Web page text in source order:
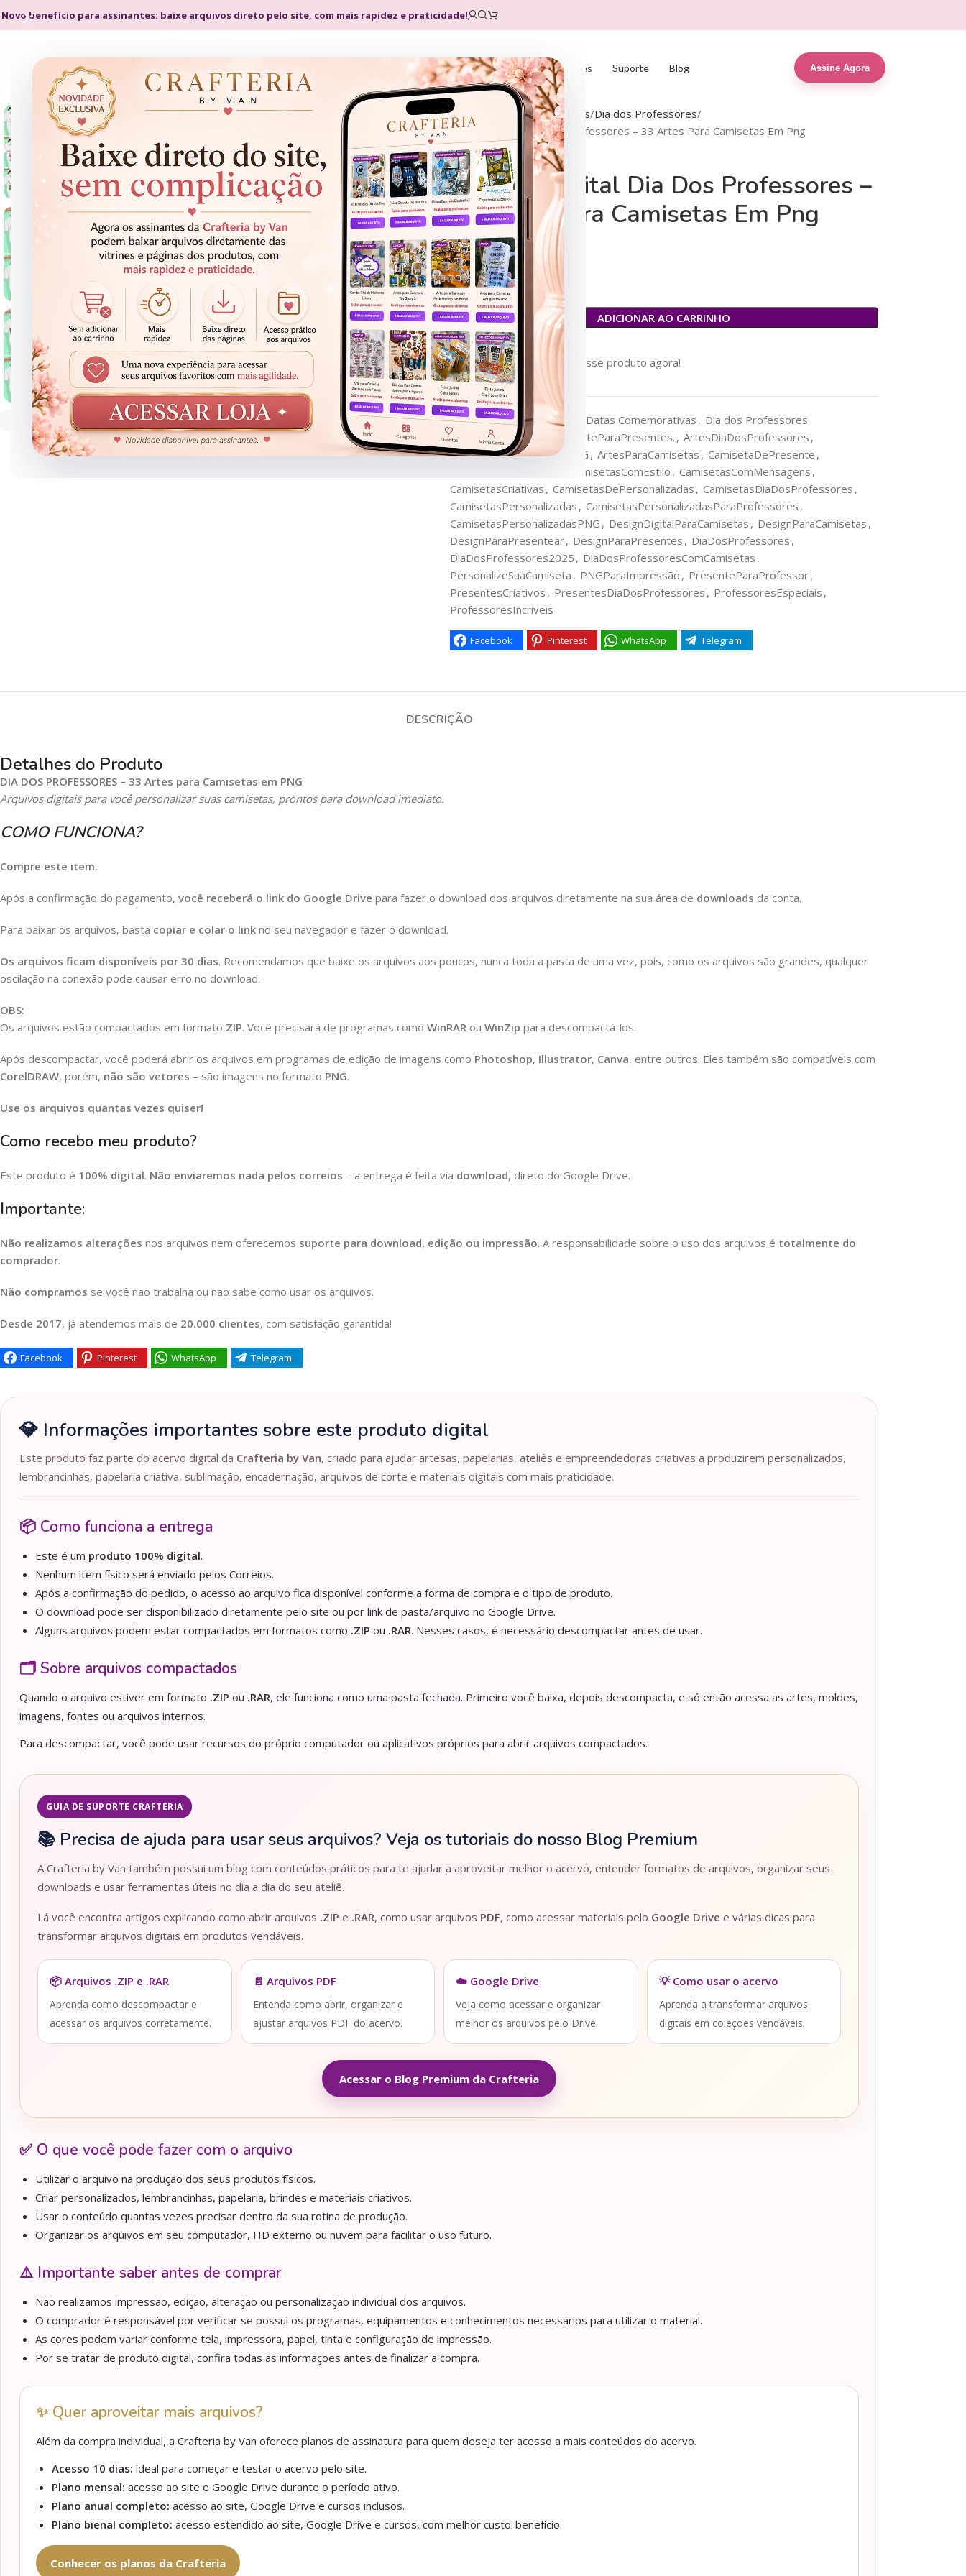
Novo benefício para assinantes: baixe arquivos direto pelo site, com mais rapidez e praticidade!
Home Loja Planos Atualizações Suporte Blog Assine Agora
- 67%
Clique para ampliar
Início Datas Comemorativas Dia dos Professores
Coleção Digital Dia Dos Professores – 33 Artes Para Camisetas Em Png
R$29,90 R$7,99
R$29,90 R$9,99
Coleção Digital Dia Dos Professores –
33 Artes Para Camisetas Em Png
R$29,90 R$ 9,99
ADICIONAR AO CARRINHO
43 Pessoas vendo esse produto agora!
Categorias: ASSINANTES Datas Comemorativas , Dia dos Professores
Tags: AmorPeloEnsinar ArteParaPresentes. , ArtesDiaDosProfessores ,
ArtesDigitais, ArtesEmPNG , ArtesParaCamisetas , CamisetaDePresente ,
CamisetasComEstilo , CamisetasComMensagens ,
CamisetasCriativas , CamisetasDePersonalizadas , CamisetasDiaDosProfessores ,
CamisetasPersonalizadas , CamisetasPersonalizadasParaProfessores ,
CamisetasPersonalizadasPNG , DesignDigitalParaCamisetas , DesignParaCamisetas ,
DesignParaPresentear, DesignParaPresentes , DiaDosProfessores ,
DiaDosProfessores2025 , DiaDosProfessoresComCamisetas ,
PersonalizeSuaCamiseta , PNGParaImpressão , PresenteParaProfessor,
PresentesCriativos , PresentesDiaDosProfessores , ProfessoresEspeciais ,
ProfessoresIncríveis
Facebook Pinterest WhatsApp Telegram
DESCRIÇÃO
Detalhes do Produto
DIA DOS PROFESSORES – 33 Artes para Camisetas em PNG
Arquivos digitais para você personalizar suas camisetas, prontos para download imediato.
COMO FUNCIONA?
Compre este item.
Após a confirmação do pagamento, você receberá o link do Google Drive para fazer o download dos arquivos diretamente na sua área de downloads da conta.
Para baixar os arquivos, basta copiar e colar o link no seu navegador e fazer o download.
Os arquivos ficam disponíveis por 30 dias. Recomendamos que baixe os arquivos aos poucos, nunca toda a pasta de uma vez, pois, como os arquivos são grandes, qualquer
oscilação na conexão pode causar erro no download.
OBS:
Os arquivos estão compactados em formato ZIP. Você precisará de programas como WinRAR ou WinZip para descompactá-los.
Após descompactar, você poderá abrir os arquivos em programas de edição de imagens como Photoshop, Illustrator, Canva, entre outros. Eles também são compatíveis com
CorelDRAW, porém, não são vetores – são imagens no formato PNG.
Use os arquivos quantas vezes quiser!
Como recebo meu produto?
Este produto é 100% digital. Não enviaremos nada pelos correios – a entrega é feita via download, direto do Google Drive.
Importante:
Não realizamos alterações nos arquivos nem oferecemos suporte para download, edição ou impressão. A responsabilidade sobre o uso dos arquivos é totalmente do
comprador.
Não compramos se você não trabalha ou não sabe como usar os arquivos.
Desde 2017, já atendemos mais de 20.000 clientes, com satisfação garantida!
Facebook Pinterest WhatsApp Telegram
💎 Informações importantes sobre este produto digital
Este produto faz parte do acervo digital da Crafteria by Van, criado para ajudar artesãs, papelarias, ateliês e empreendedoras criativas a produzirem personalizados,
lembrancinhas, papelaria criativa, sublimação, encadernação, arquivos de corte e materiais digitais com mais praticidade.
📦 Como funciona a entrega
Este é um produto 100% digital.
Nenhum item físico será enviado pelos Correios.
Após a confirmação do pedido, o acesso ao arquivo fica disponível conforme a forma de compra e o tipo de produto.
O download pode ser disponibilizado diretamente pelo site ou por link de pasta/arquivo no Google Drive.
Alguns arquivos podem estar compactados em formatos como .ZIP ou .RAR. Nesses casos, é necessário descompactar antes de usar.
🗂️ Sobre arquivos compactados
Quando o arquivo estiver em formato .ZIP ou .RAR, ele funciona como uma pasta fechada. Primeiro você baixa, depois descompacta, e só então acessa as artes, moldes,
imagens, fontes ou arquivos internos.
Para descompactar, você pode usar recursos do próprio computador ou aplicativos próprios para abrir arquivos compactados.
GUIA DE SUPORTE CRAFTERIA
📚 Precisa de ajuda para usar seus arquivos? Veja os tutoriais do nosso Blog Premium
A Crafteria by Van também possui um blog com conteúdos práticos para te ajudar a aproveitar melhor o acervo, entender formatos de arquivos, organizar seus
downloads e usar ferramentas úteis no dia a dia do seu ateliê.
Lá você encontra artigos explicando como abrir arquivos .ZIP e .RAR, como usar arquivos PDF, como acessar materiais pelo Google Drive e várias dicas para
transformar arquivos digitais em produtos vendáveis.
📦 Arquivos .ZIP e .RAR
Aprenda como descompactar e
acessar os arquivos corretamente.
📄 Arquivos PDF
Entenda como abrir, organizar e
ajustar arquivos PDF do acervo.
☁️ Google Drive
Veja como acessar e organizar
melhor os arquivos pelo Drive.
💡 Como usar o acervo
Aprenda a transformar arquivos
digitais em coleções vendáveis.
Acessar o Blog Premium da Crafteria
✅ O que você pode fazer com o arquivo
Utilizar o arquivo na produção dos seus produtos físicos.
Criar personalizados, lembrancinhas, papelaria, brindes e materiais criativos.
Usar o conteúdo quantas vezes precisar dentro da sua rotina de produção.
Organizar os arquivos em seu computador, HD externo ou nuvem para facilitar o uso futuro.
⚠️ Importante saber antes de comprar
Não realizamos impressão, edição, alteração ou personalização individual dos arquivos.
O comprador é responsável por verificar se possui os programas, equipamentos e conhecimentos necessários para utilizar o material.
As cores podem variar conforme tela, impressora, papel, tinta e configuração de impressão.
Por se tratar de produto digital, confira todas as informações antes de finalizar a compra.
✨ Quer aproveitar mais arquivos?
Além da compra individual, a Crafteria by Van oferece planos de assinatura para quem deseja ter acesso a mais conteúdos do acervo.
Acesso 10 dias: ideal para começar e testar o acervo pelo site.
Plano mensal: acesso ao site e Google Drive durante o período ativo.
Plano anual completo: acesso ao site, Google Drive e cursos inclusos.
Plano bienal completo: acesso estendido ao site, Google Drive e cursos, com melhor custo-benefício.
Conhecer os planos da Crafteria